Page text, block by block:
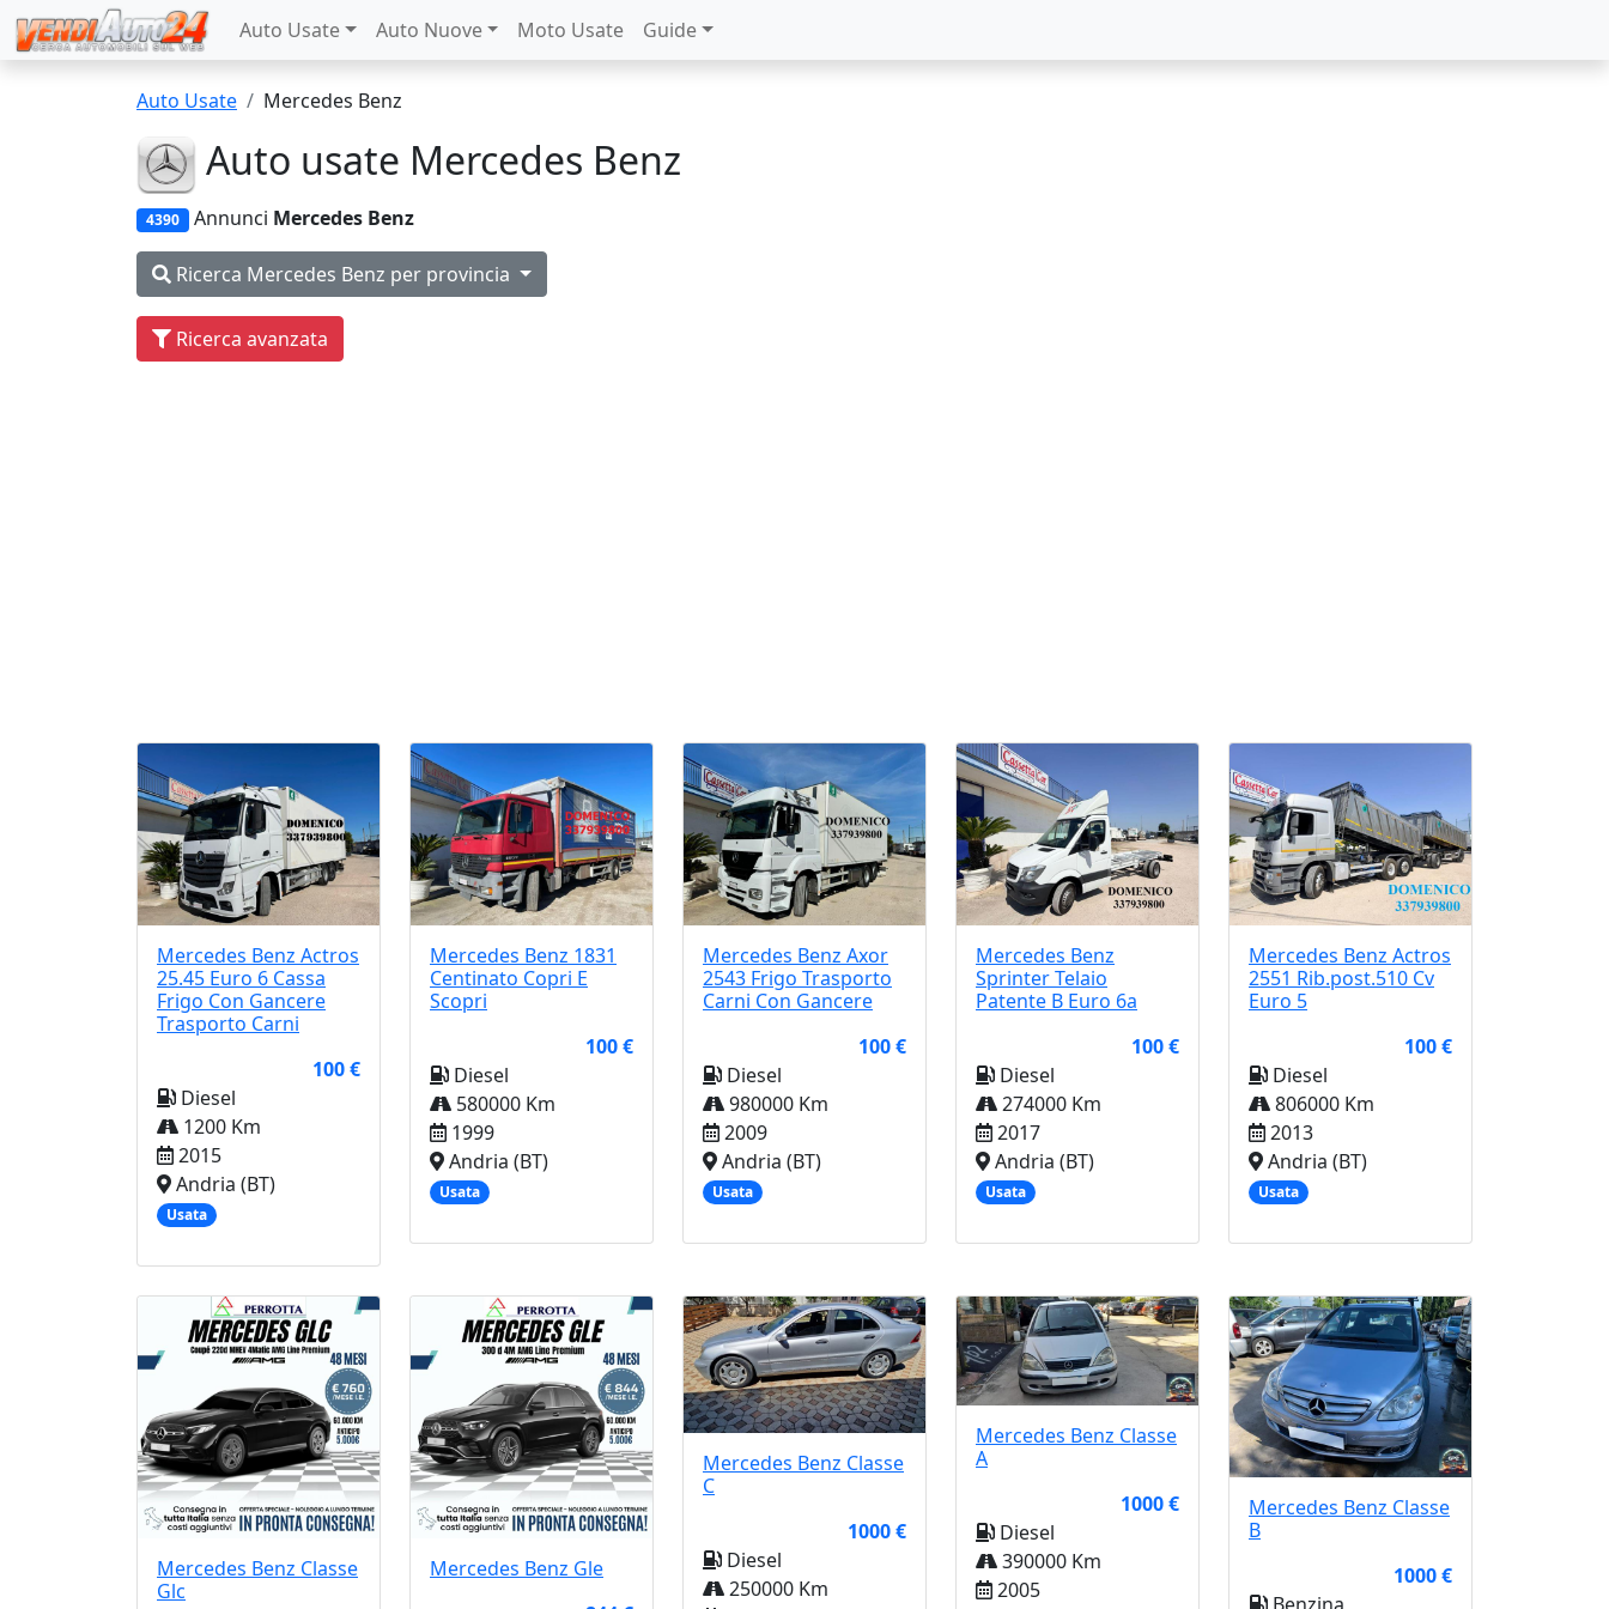
Auto Usate Auto Nuove Moto Usate Guide
Auto Usate Mercedes Benz
Auto usate Mercedes Benz
4390 Annunci Mercedes Benz
Ricerca Mercedes Benz per provincia
Ricerca avanzata
Mercedes Benz Actros
25.45 Euro 6 Cassa
Frigo Con Gancere
Trasporto Carni
100 €
Diesel
1200 Km
2015
Andria (BT)
Usata
Mercedes Benz 1831
Centinato Copri E
Scopri
100 €
Diesel
580000 Km
1999
Andria (BT)
Usata
Mercedes Benz Axor
2543 Frigo Trasporto
Carni Con Gancere
100 €
Diesel
980000 Km
2009
Andria (BT)
Usata
Mercedes Benz
Sprinter Telaio
Patente B Euro 6a
100 €
Diesel
274000 Km
2017
Andria (BT)
Usata
Mercedes Benz Actros
2551 Rib.post.510 Cv
Euro 5
100 €
Diesel
806000 Km
2013
Andria (BT)
Usata
Mercedes Benz Classe
Glc
Mercedes Benz Gle
Mercedes Benz Classe
C
1000 €
Diesel
250000 Km
Mercedes Benz Classe
A
1000 €
Diesel
390000 Km
2005
Mercedes Benz Classe
B
1000 €